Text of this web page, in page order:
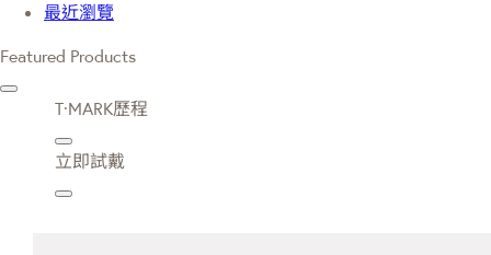
最近瀏覽
Featured Products
T·MARK歷程
立即試戴